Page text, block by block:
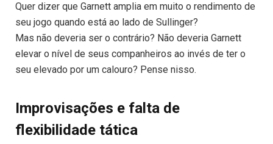
Quer dizer que Garnett amplia em muito o rendimento de
seu jogo quando está ao lado de Sullinger?
Mas não deveria ser o contrário? Não deveria Garnett
elevar o nível de seus companheiros ao invés de ter o
seu elevado por um calouro? Pense nisso.
Improvisações e falta de
flexibilidade tática